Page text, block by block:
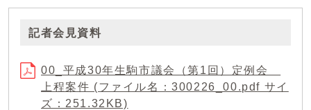
記者会見資料
00_平成30年生駒市議会（第1回）定例会
上程案件 (ファイル名：300226_00.pdf サイ
ズ：251.32KB)